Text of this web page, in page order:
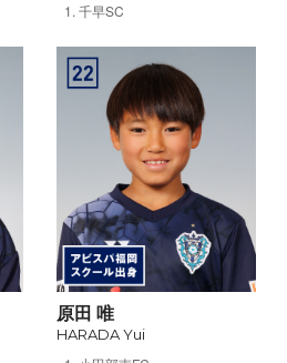
千早SC
原田 唯
HARADA Yui